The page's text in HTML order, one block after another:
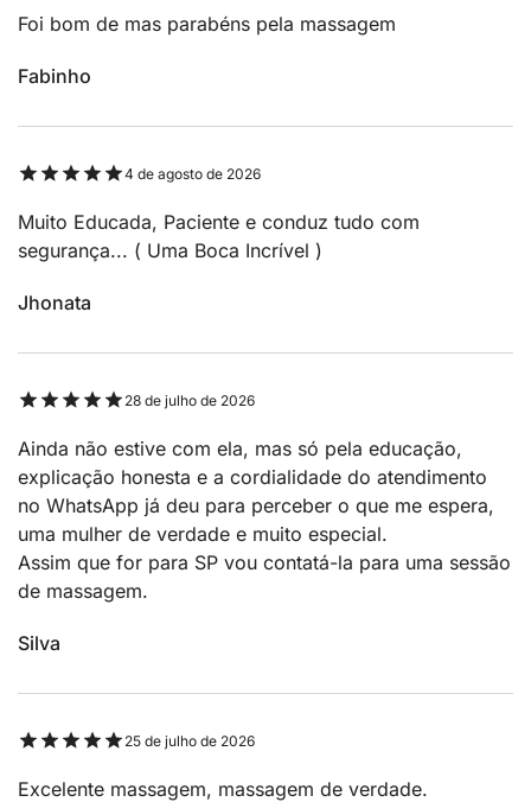
Foi bom de mas parabéns pela massagem
Fabinho
4 de agosto de 2026
Muito Educada, Paciente e conduz tudo com
segurança... ( Uma Boca Incrível )
Jhonata
28 de julho de 2026
Ainda não estive com ela, mas só pela educação,
explicação honesta e a cordialidade do atendimento
no WhatsApp já deu para perceber o que me espera,
uma mulher de verdade e muito especial.
Assim que for para SP vou contatá-la para uma sessão
de massagem.
Silva
25 de julho de 2026
Excelente massagem, massagem de verdade.